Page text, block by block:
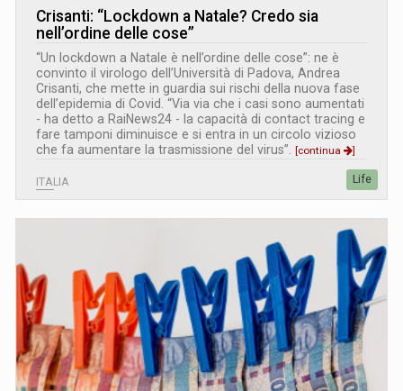
Crisanti: “Lockdown a Natale? Credo sia
nell’ordine delle cose”
“Un lockdown a Natale è nell’ordine delle cose”: ne è
convinto il virologo dell’Università di Padova, Andrea
Crisanti, che mette in guardia sui rischi della nuova fase
dell’epidemia di Covid. “Via via che i casi sono aumentati
- ha detto a RaiNews24 - la capacità di contact tracing e
fare tamponi diminuisce e si entra in un circolo vizioso
che fa aumentare la trasmissione del virus”.
[continua ]
ITALIA Life